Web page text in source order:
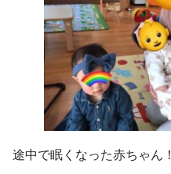
途中で眠くなった赤ちゃん！